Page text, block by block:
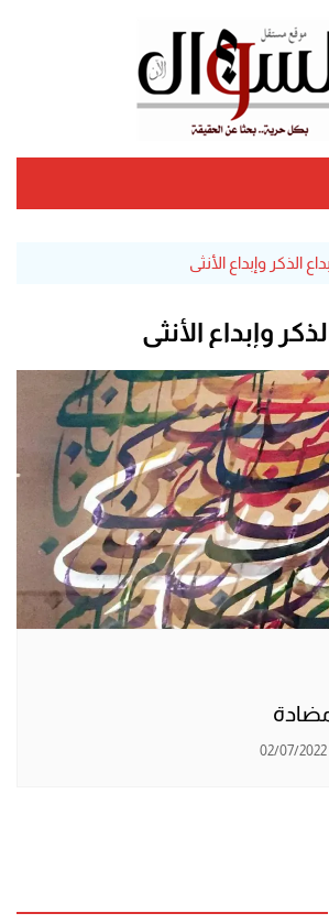
الذكر وإبداع الأنثى
وإبداع الأنثى
مضادة
02/07/2022